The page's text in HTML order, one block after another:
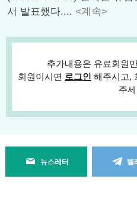
서 발표했다.... <계속>
추가내용은 유료회원
회원이시면 로그인 해주시고,
주
뉴스레터 텔